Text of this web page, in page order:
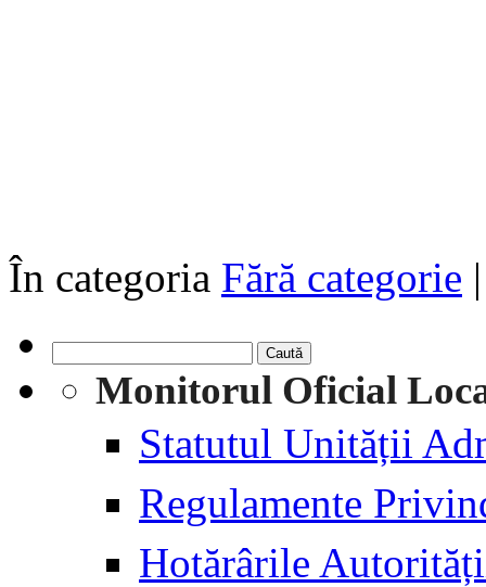
În categoria Fără categorie |
după: Monitorul Oficial
Statutul Unității
Regulamente
Hotărârile